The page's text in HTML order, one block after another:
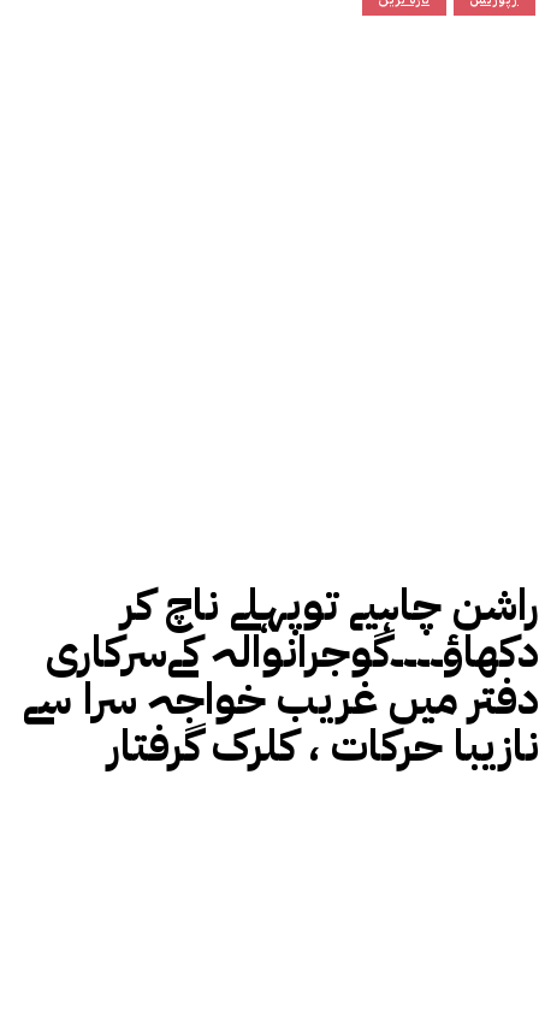
راشن چاہیے توپہلے ناچ کر
دکھاؤ۔۔۔۔گوجرانوالہ کےسرکاری
دفتر میں غریب خواجہ سرا سے
نازیبا حرکات ، کلرک گرفتار